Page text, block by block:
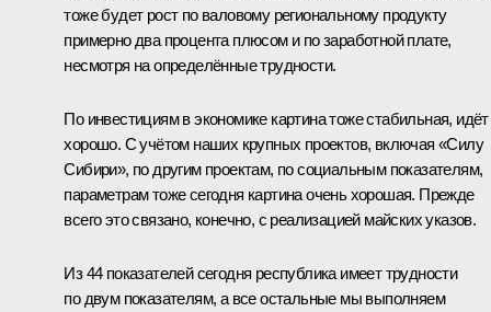
тоже будет рост по валовому региональному продукту
примерно два процента плюсом и по заработной плате,
несмотря на определённые трудности.
По инвестициям в экономике картина тоже стабильная, идёт
хорошо. С учётом наших крупных проектов, включая «Силу
Сибири», по другим проектам, по социальным показателям,
параметрам тоже сегодня картина очень хорошая. Прежде
всего это связано, конечно, с реализацией майских указов.
Из 44 показателей сегодня республика имеет трудности
по двум показателям, а все остальные мы выполняем